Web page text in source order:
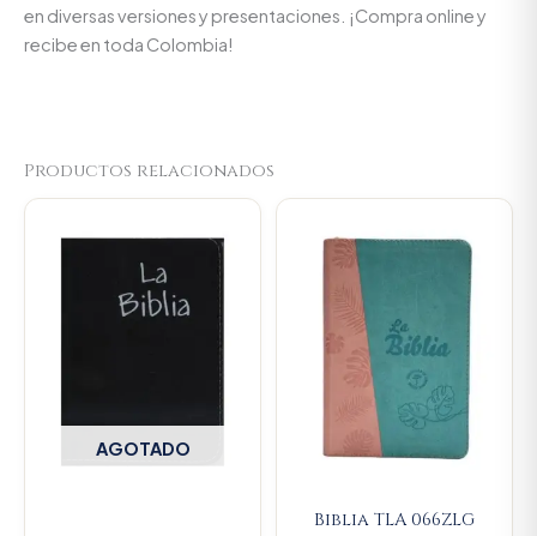
en diversas versiones y presentaciones. ¡Compra online y
recibe en toda Colombia!
Productos relacionados
AGOTADO
Biblia TLA 066ZLG
was:
$106.000.
Current